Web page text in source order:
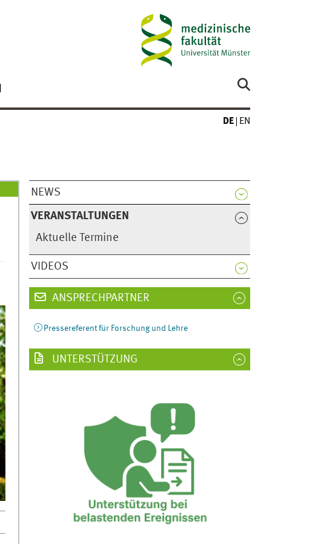
DE EN
NEWS
VERANSTALTUNGEN
Aktuelle Termine
VIDEOS
ANSPRECHPARTNER
Pressereferent für Forschung und Lehre
UNTERSTÜTZUNG